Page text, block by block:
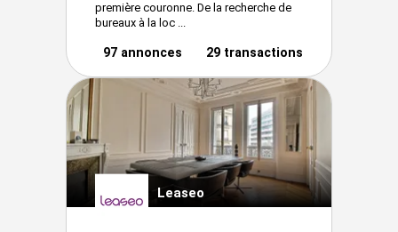
première couronne. De la recherche de
bureaux à la loc ...
97 annonces 29 transactions
Leaseo